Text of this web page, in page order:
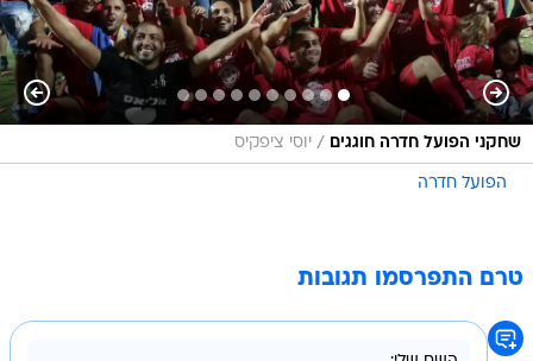
שחקני הפועל חדרה חוגגים / יוסי ציפקיס
הפועל חדרה
טרם התפרסמו תגובות